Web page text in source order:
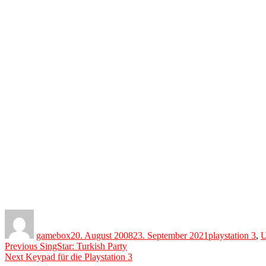
gamebox20. August 200823. September 2021playstation 3,
Beitragsnavigation
Previous Previous
post:
SingStar: Turkish Party
Next Next
Keypad für die Playstation 3